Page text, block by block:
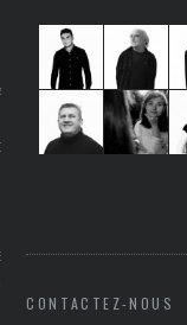
CARAVELLE
PODCAST
CONTACTEZ-NOUS